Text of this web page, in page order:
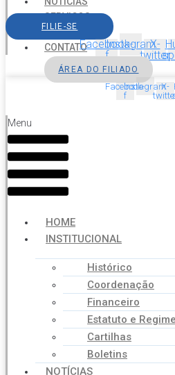
SERVIÇOS
AGENDA
CONTATO
FILIE-SE
Facebook-
f
InstagramX-
twitter
ÁREA DO FILIADO
Facebook-
f
InstagramX-
Menu
HOME
INSTITUCIONAL
Histórico
Coordenação
Financeiro
Estatuto e
Cartilhas
Boletins
NOTÍCIAS